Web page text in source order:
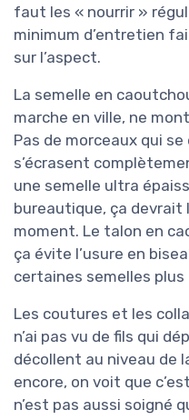
faut les « nourrir »
minimum d’entretien
sur l’aspect.
La semelle en
marche en ville, ne
Pas de morceaux qui
s’écrasent
une semelle ultra
bureautique, ça
moment. Le talon en
ça évite l’usure en
certaines semelles plus
Les coutures et les
n’ai pas vu de fils qui
décollent au niveau de
encore, on voit que
n’est pas aussi soigné